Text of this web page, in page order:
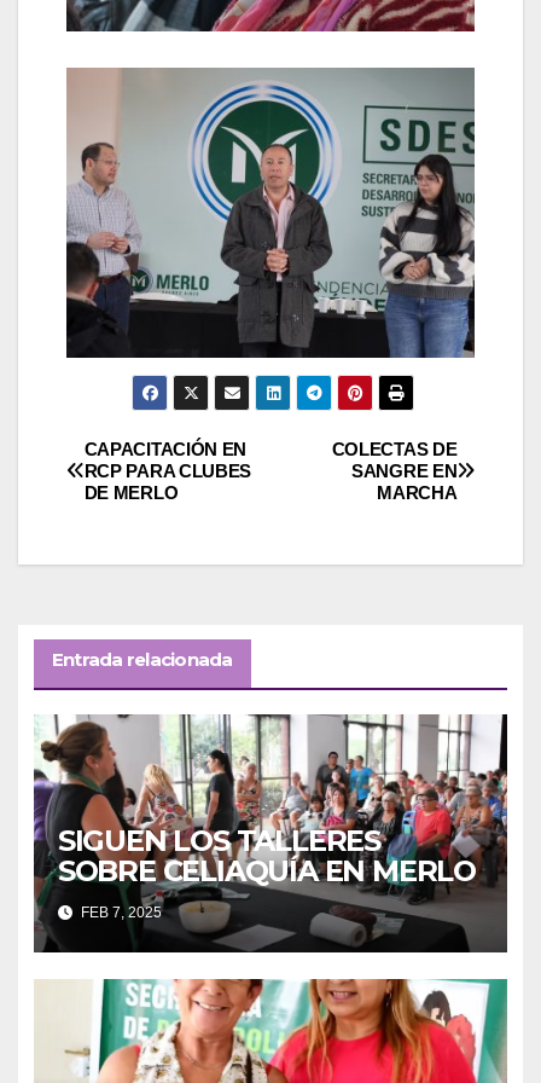
Navegación
de
entradas
COLECTAS DE
SANGRE EN
MARCHA
CAPACITACIÓN EN
RCP PARA CLUBES
DE MERLO
Entrada relacionada
SIGUEN LOS TALLERES
SOBRE CELIAQUÍA EN MERLO
FEB 7, 2025